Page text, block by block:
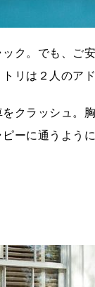
ク。でも、ご
リは２人のア
クラッシュ。
ーに通うよう